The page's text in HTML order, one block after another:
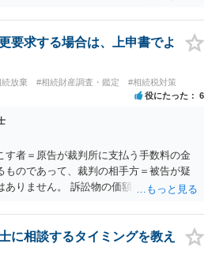
ができます。 銀行やサラ金が数年も放置
数年後に借金が発見される可能性はほぼ
た相続放棄を検討していた案件で、期間
ラ金に対する過払金など相当な財産が見
例がありました。
要求する場合は、上申書でよ
放棄 #相続財産調査・鑑定 #相続税対策
役にたった 6
す者＝原告が裁判所に支払う手数料の金
ものであって、裁判の相手方＝被告が疑
ありません。 訴訟物の価額自体が裁判の
とはありません。
に相談するタイミングを教え